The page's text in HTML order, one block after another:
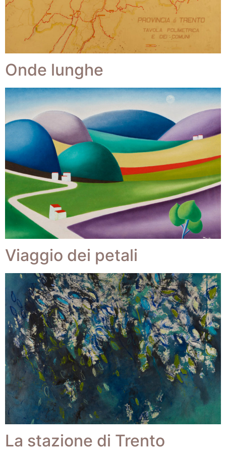
Onde lunghe
Viaggio dei petali
La stazione di Trento